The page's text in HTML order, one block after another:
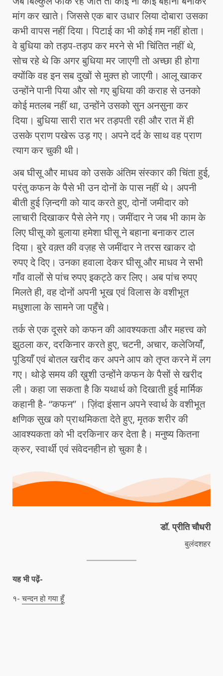
मांग कर खाते। जिससे एक बार उधार लिया दोबारा उसका
कभी वापस नहीं दिया। पिटाई का भी कोई ग़म नहीं होता।
वे बुधिया को तड़प-तड़प कर मरने से भी चिंतित नहीं थे,
सोच रहे थे कि अगर बुधिया मर जाएगी तो अच्छा ही होगा
क्योंकि वह इन सब दुखों से मुक्त हो जाएगी। आलू खाकर
उन्होंने पानी पिया और सो गए बुधिया की कराह से उनको
कोई मतलब नहीं था, उन्होंने उसको सुन अनसुना कर
दिया। बुधिया सारी रात भर तड़पती रही और रात में ही
उसके प्राण पखेरू उड़ गए। अपने दर्द के साथ वह प्राण
त्याग कर चुकी थी।
अब घीसू और माधव ‌को उसके अंतिम संस्कार की चिंता हुई,
परंतु कफन के पैसे भी उन दोनों के पास नहीं थे। अपनी
बीती हुई ज़िन्दगी को याद करते हुए, दोनों जमीदार को
लाचारी दिखाकर पैसे लेने गए। जमींदार ने जब भी काम के
लिए घीसू को बुलाया हमेशा घीसू ने बहाना बनाकर टाल
दिया। बुरे वक़्त की वज़ह से जमींदार ने तरस खाकर दो
रुपए दे दिए। उनका हवाला देकर घीसू और माधव ने सभी
गाँव वालों से पांच रुपए इकट्ठे कर लिए। अब पांच रुपए
मिलते ही, वह दोनों अपनी भूख एवं विलास के वशीभूत
मधुशाला के सामने जा पहुँचे।
तर्क से एक दूसरे को कफन की आवश्यकता और महत्त्व को
झुठला कर, दरकिनार करते हुए, चटनी, अचार, कलेजियांँ,
पूडियाँ एवं बोतल खरीद कर अपने आप को तृप्त करने में लग
गए। थोड़े समय की ख़ुशी उन्होंने कफन के पैसों से खरीद
ली। कहा जा सकता है कि यथार्थ को दिखाती हुई मार्मिक
कहानी है- “कफन” । ज़िंदा इंसान अपने स्वार्थ के वशीभूत
क्षणिक सुख को प्राथमिकता देते हुए, मृतक शरीर की
आवश्यकता को भी दरकिनार कर देता है। मनुष्य कितना
क्रुर, स्वार्थी एवं संवेदनहीन हो चुका है।
डॉ. प्रीति चौधरी
बुलंदशहर
यह भी पढ़ें-
१- चन्दन हो गया हूँ